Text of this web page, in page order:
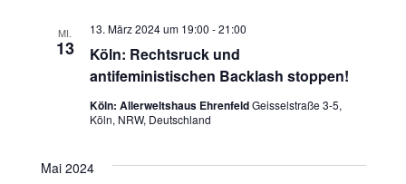
MI.
13
Köln: Rechtsruck und
antifeministischen Backlash stoppen!
13. März 2024 um 19:00 -21:00
Köln: Allerweltshaus EhrenfeldGeisselstraße 3-5,
Köln, NRW, Deutschland
Mai 2024